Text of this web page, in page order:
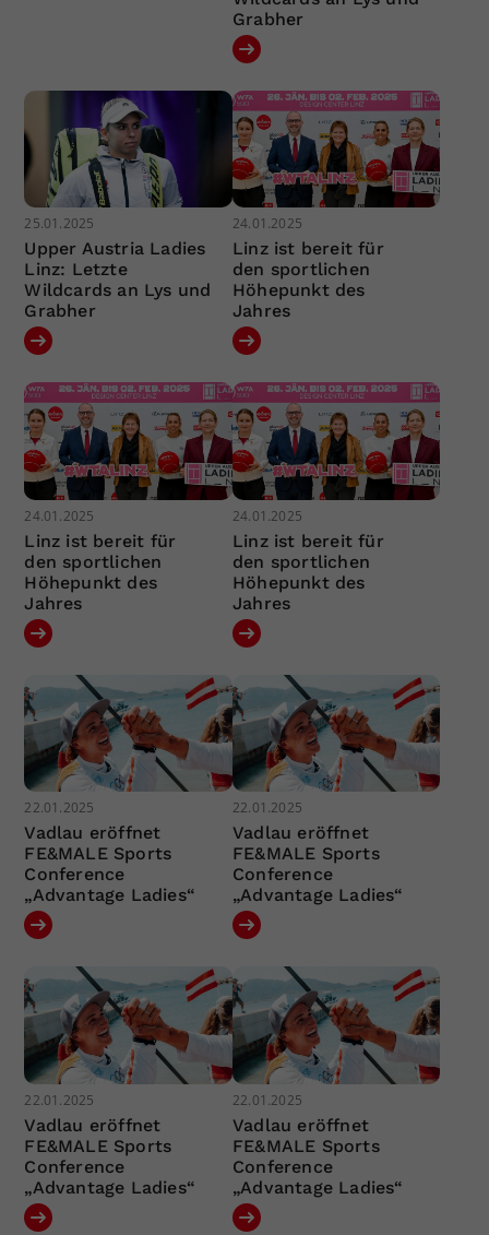
Grabher
25.01.2025
Upper Austria Ladies
Linz: Letzte
Wildcards an Lys und
Grabher
24.01.2025
Linz ist bereit für
den sportlichen
Höhepunkt des
Jahres
24.01.2025
Linz ist bereit für
den sportlichen
Höhepunkt des
Jahres
24.01.2025
Linz ist bereit für
den sportlichen
Höhepunkt des
Jahres
22.01.2025
Vadlau eröffnet
FE&MALE Sports
Conference
„Advantage Ladies“
22.01.2025
Vadlau eröffnet
FE&MALE Sports
Conference
„Advantage Ladies“
22.01.2025
Vadlau eröffnet
FE&MALE Sports
Conference
„Advantage Ladies“
22.01.2025
Vadlau eröffnet
FE&MALE Sports
Conference
„Advantage Ladies“